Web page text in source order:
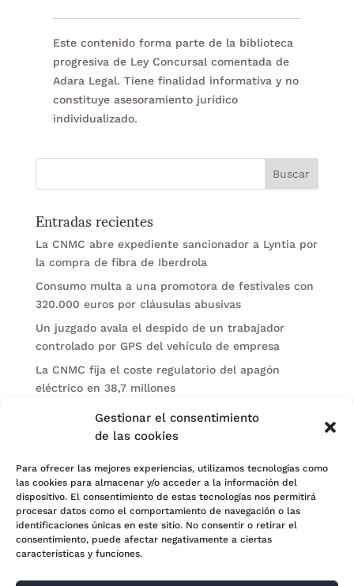
Gestionar el consentimiento
de las cookies
Para ofrecer las mejores experiencias, utilizamos tecnologías como
las cookies para almacenar y/o acceder a la información del
dispositivo. El consentimiento de estas tecnologías nos permitirá
procesar datos como el comportamiento de navegación o las
identificaciones únicas en este sitio. No consentir o retirar el
consentimiento, puede afectar negativamente a ciertas
características y funciones.
Este contenido forma parte de la biblioteca
progresiva de Ley Concursal comentada de
Adara Legal. Tiene finalidad informativa y no
constituye asesoramiento jurídico
individualizado.
Entradas recientes
La CNMC abre expediente sancionador a Lyntia por
la compra de fibra de Iberdrola
Consumo multa a una promotora de festivales con
320.000 euros por cláusulas abusivas
Un juzgado avala el despido de un trabajador
controlado por GPS del vehículo de empresa
La CNMC fija el coste regulatorio del apagón
eléctrico en 38,7 millones
El BOE publica sanciones de la CNMV a Soltec y
Categorías
Actualidad
Noticias Jurídicas
Subastas